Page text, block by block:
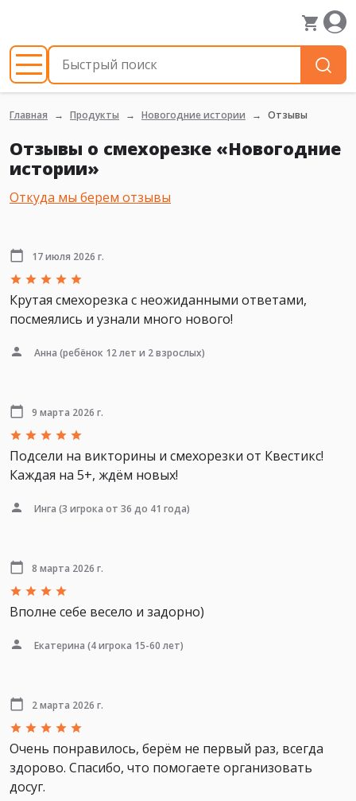
Главная Продукты Новогодние истории Отзывы
Отзывы о смехорезке «Новогодние
истории»
Откуда мы берем отзывы
17 июля 2026 г.
Крутая смехорезка с неожиданными ответами,
посмеялись и узнали много нового!
Анна (ребёнок 12 лет и 2 взрослых)
9 марта 2026 г.
Подсели на викторины и смехорезки от Квестикс!
Каждая на 5+, ждём новых!
Инга (3 игрока от 36 до 41 года)
8 марта 2026 г.
Вполне себе весело и задорно)
Екатерина (4 игрока 15-60 лет)
2 марта 2026 г.
Очень понравилось, берём не первый раз, всегда
здорово. Спасибо, что помогаете организовать
досуг.